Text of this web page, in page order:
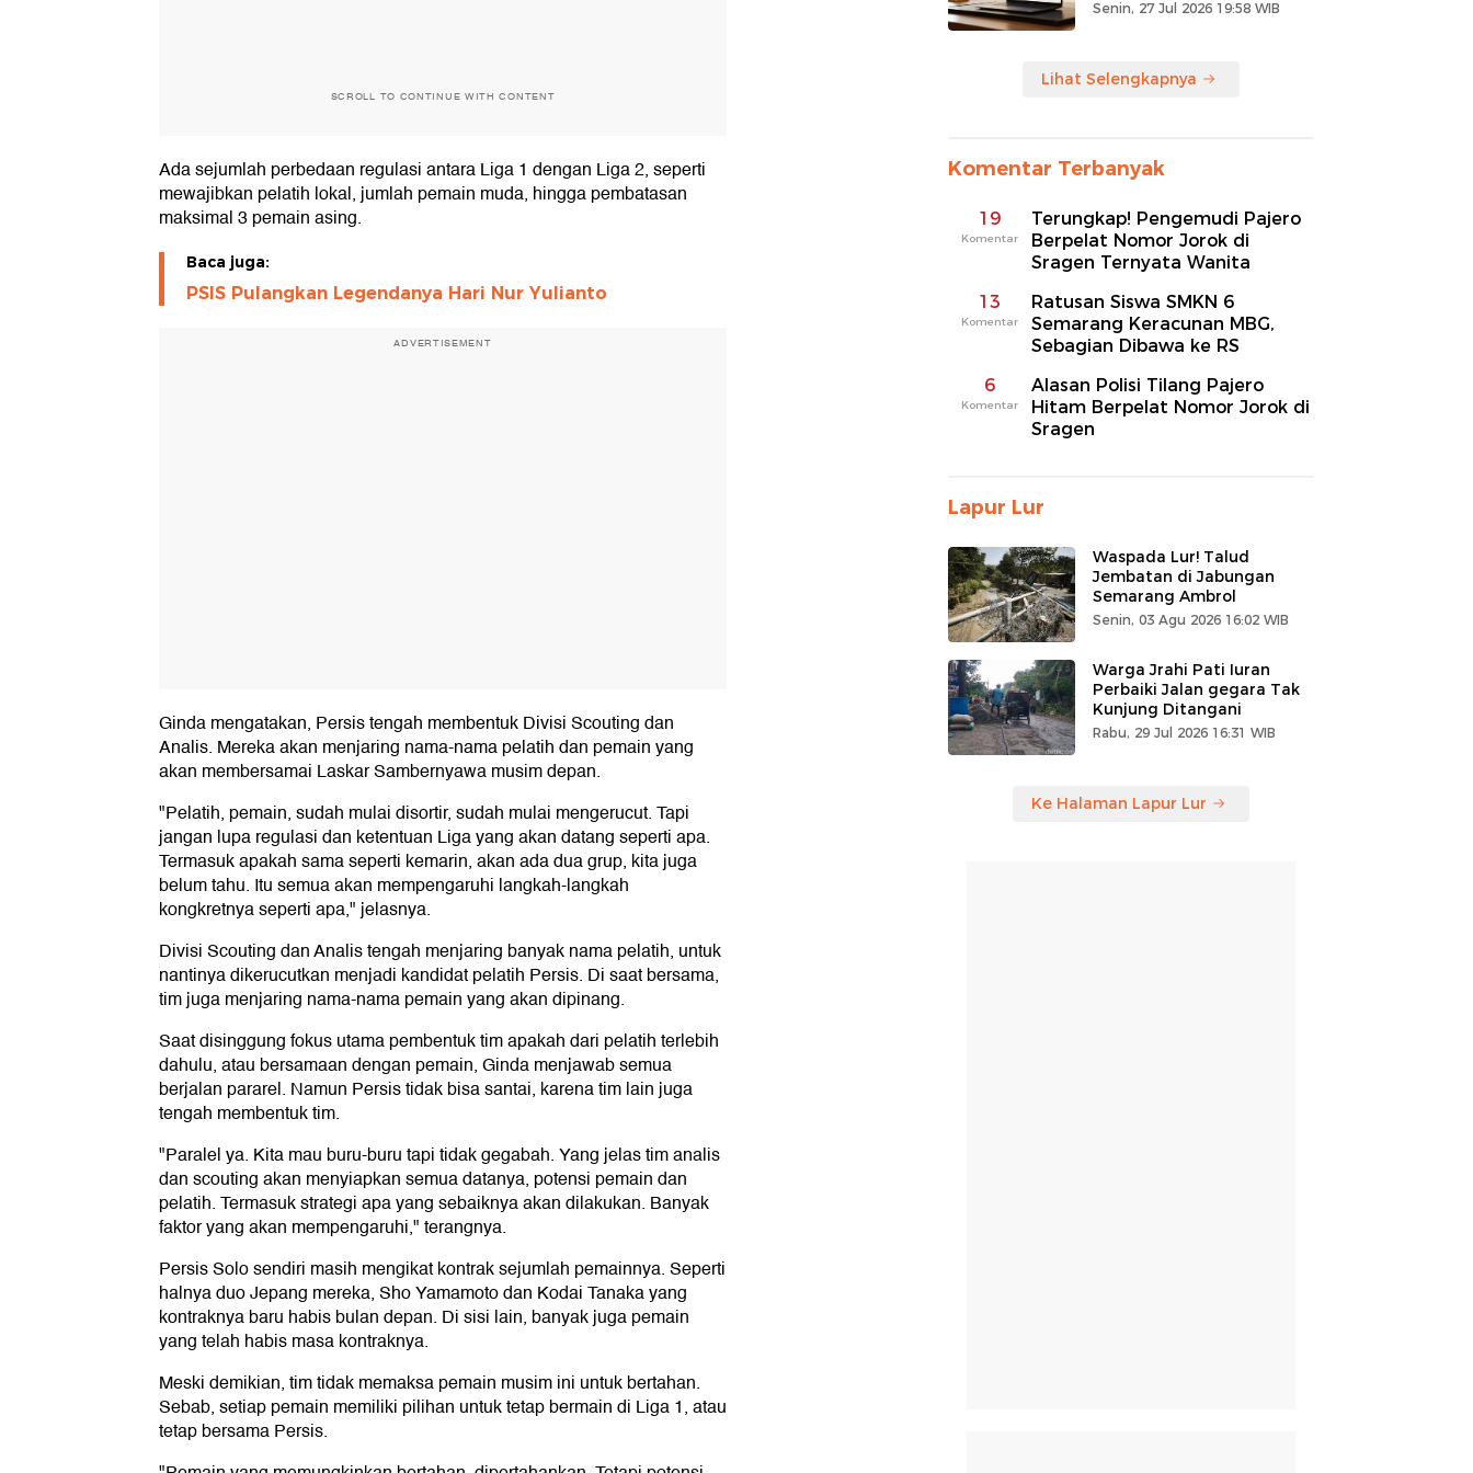
SCROLL TO CONTINUE WITH CONTENT
Ada sejumlah perbedaan regulasi antara Liga 1 dengan Liga 2, seperti
mewajibkan pelatih lokal, jumlah pemain muda, hingga pembatasan
maksimal 3 pemain asing.
Baca juga:
PSIS Pulangkan Legendanya Hari Nur Yulianto
ADVERTISEMENT
Ginda mengatakan, Persis tengah membentuk Divisi Scouting dan
Analis. Mereka akan menjaring nama-nama pelatih dan pemain yang
akan membersamai Laskar Sambernyawa musim depan.
"Pelatih, pemain, sudah mulai disortir, sudah mulai mengerucut. Tapi
jangan lupa regulasi dan ketentuan Liga yang akan datang seperti apa.
Termasuk apakah sama seperti kemarin, akan ada dua grup, kita juga
belum tahu. Itu semua akan mempengaruhi langkah-langkah
kongkretnya seperti apa," jelasnya.
Divisi Scouting dan Analis tengah menjaring banyak nama pelatih, untuk
nantinya dikerucutkan menjadi kandidat pelatih Persis. Di saat bersama,
tim juga menjaring nama-nama pemain yang akan dipinang.
Saat disinggung fokus utama pembentuk tim apakah dari pelatih terlebih
dahulu, atau bersamaan dengan pemain, Ginda menjawab semua
berjalan pararel. Namun Persis tidak bisa santai, karena tim lain juga
tengah membentuk tim.
"Paralel ya. Kita mau buru-buru tapi tidak gegabah. Yang jelas tim analis
dan scouting akan menyiapkan semua datanya, potensi pemain dan
pelatih. Termasuk strategi apa yang sebaiknya akan dilakukan. Banyak
faktor yang akan mempengaruhi," terangnya.
Persis Solo sendiri masih mengikat kontrak sejumlah pemainnya. Seperti
halnya duo Jepang mereka, Sho Yamamoto dan Kodai Tanaka yang
kontraknya baru habis bulan depan. Di sisi lain, banyak juga pemain
yang telah habis masa kontraknya.
Meski demikian, tim tidak memaksa pemain musim ini untuk bertahan.
Sebab, setiap pemain memiliki pilihan untuk tetap bermain di Liga 1, atau
tetap bersama Persis.
Senin, 27 Jul 2026 19:58 WIB
Lihat Selengkapnya
Komentar Terbanyak
19
Komentar
Terungkap! Pengemudi Pajero
Berpelat Nomor Jorok di
Sragen Ternyata Wanita
13
Komentar
Ratusan Siswa SMKN 6
Semarang Keracunan MBG,
Sebagian Dibawa ke RS
6
Komentar
Alasan Polisi Tilang Pajero
Hitam Berpelat Nomor Jorok di
Sragen
Lapur Lur
Waspada Lur! Talud
Jembatan di Jabungan
Semarang Ambrol
Senin, 03 Agu 2026 16:02 WIB
Warga Jrahi Pati Iuran
Perbaiki Jalan gegara Tak
Kunjung Ditangani
Rabu, 29 Jul 2026 16:31 WIB
Ke Halaman Lapur Lur